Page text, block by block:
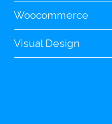
Woocommerce
Visual Design